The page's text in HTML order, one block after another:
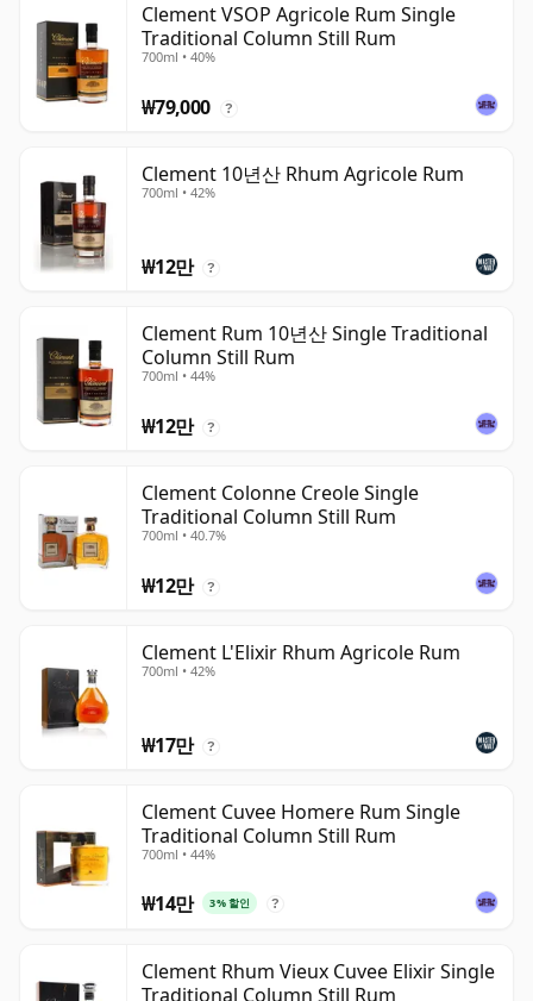
Clement VSOP Agricole Rum Single
Traditional Column Still Rum
700ml • 40%
₩79,000 ?
Clement 10년산 Rhum Agricole Rum
700ml • 42%
₩12만 ?
Clement Rum 10년산 Single Traditional
Column Still Rum
700ml • 44%
₩12만 ?
Clement Colonne Creole Single
Traditional Column Still Rum
700ml • 40.7%
₩12만 ?
Clement L'Elixir Rhum Agricole Rum
700ml • 42%
₩17만 ?
Clement Cuvee Homere Rum Single
Traditional Column Still Rum
700ml • 44%
₩14만 3% 할인 ?
Clement Rhum Vieux Cuvee Elixir Single
Traditional Column Still Rum